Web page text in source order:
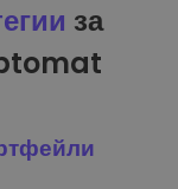
за